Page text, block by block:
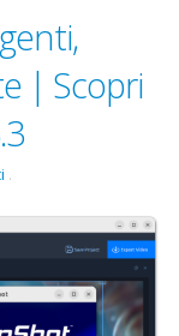
| Scopri
.